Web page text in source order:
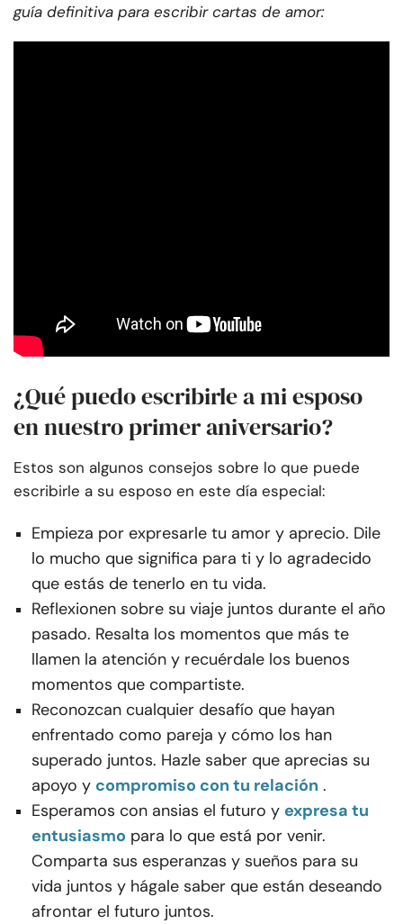
guía definitiva para escribir cartas de amor:
¿Qué puedo escribirle a mi esposo
en nuestro primer aniversario?
Estos son algunos consejos sobre lo que puede
escribirle a su esposo en este día especial:
Empieza por expresarle tu amor y aprecio. Dile
lo mucho que significa para ti y lo agradecido
que estás de tenerlo en tu vida.
Reflexionen sobre su viaje juntos durante el año
pasado. Resalta los momentos que más te
llamen la atención y recuérdale los buenos
momentos que compartiste.
Reconozcan cualquier desafío que hayan
enfrentado como pareja y cómo los han
superado juntos. Hazle saber que aprecias su
apoyo y compromiso con tu relación .
Esperamos con ansias el futuro y expresa tu
entusiasmo para lo que está por venir.
Comparta sus esperanzas y sueños para su
vida juntos y hágale saber que están deseando
afrontar el futuro juntos.